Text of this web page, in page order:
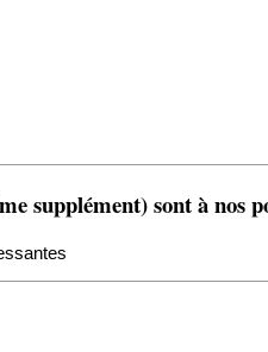
supplément) sont à nos